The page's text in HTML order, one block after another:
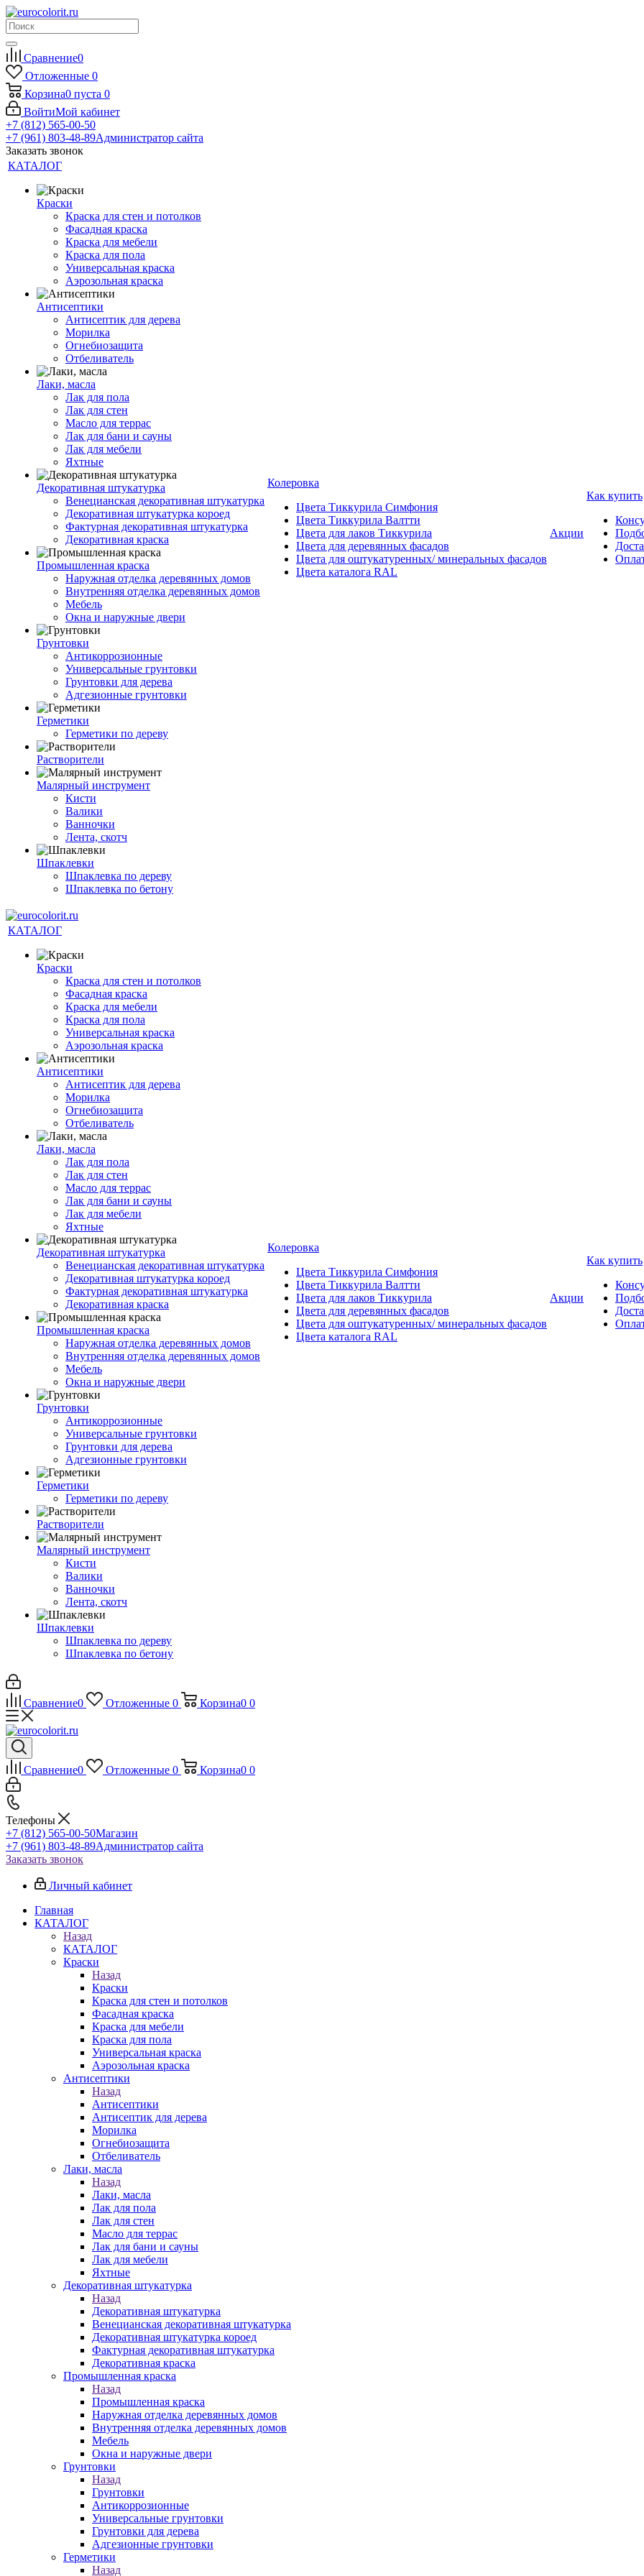
Сравнение0
Отложенные 0
Корзина0 пуста 0
ВойтиМой кабинет
+7 (812) 565-00-50
+7 (961) 803-48-89Администратор сайта
Заказать звонок
КАТАЛОГ
Краски
Краска для стен и потолков
Фасадная краска
Краска для мебели
Краска для пола
Универсальная краска
Аэрозольная краска
Антисептики
Антисептик для дерева
Морилка
Огнебиозащита
Отбеливатель
Лаки, масла
Лак для пола
Лак для стен
Масло для террас
Лак для бани и сауны
Лак для мебели
Яхтные
Декоративная штукатурка
Венецианская декоративная штукатурка
Декоративная штукатурка короед
Фактурная декоративная штукатурка
Декоративная краска
Промышленная краска
Наружная отделка деревянных домов
Внутренняя отделка деревянных домов
Мебель
Окна и наружные двери
Грунтовки
Антикоррозионные
Универсальные грунтовки
Грунтовки для дерева
Адгезионные грунтовки
Герметики
Герметики по дереву
Растворители
Малярный инструмент
Кисти
Валики
Ванночки
Лента, скотч
Шпаклевки
Шпаклевка по дереву
Шпаклевка по бетону
Колеровка
Цвета Тиккурила Симфония
Цвета Тиккурила Валтти
Цвета для лаков Тиккурила
Цвета для деревянных фасадов
Цвета для оштукатуренных/ минеральных фасадов
Цвета каталога RAL
Акции
Как купить
КАТАЛОГ
Краски
Краска для стен и потолков
Фасадная краска
Краска для мебели
Краска для пола
Универсальная краска
Аэрозольная краска
Антисептики
Антисептик для дерева
Морилка
Огнебиозащита
Отбеливатель
Лаки, масла
Лак для пола
Лак для стен
Масло для террас
Лак для бани и сауны
Лак для мебели
Яхтные
Декоративная штукатурка
Венецианская декоративная штукатурка
Декоративная штукатурка короед
Фактурная декоративная штукатурка
Декоративная краска
Промышленная краска
Наружная отделка деревянных домов
Внутренняя отделка деревянных домов
Мебель
Окна и наружные двери
Грунтовки
Антикоррозионные
Универсальные грунтовки
Грунтовки для дерева
Адгезионные грунтовки
Герметики
Герметики по дереву
Растворители
Малярный инструмент
Кисти
Валики
Ванночки
Лента, скотч
Шпаклевки
Шпаклевка по дереву
Шпаклевка по бетону
Колеровка
Цвета Тиккурила Симфония
Цвета Тиккурила Валтти
Цвета для лаков Тиккурила
Цвета для деревянных фасадов
Цвета для оштукатуренных/ минеральных фасадов
Цвета каталога RAL
Акции
Как купить
Сравнение0 Отложенные 0 Корзина0 0
Сравнение0 Отложенные 0 Корзина0 0
Телефоны
+7 (812) 565-00-50Магазин
+7 (961) 803-48-89Администратор сайта
Заказать звонок
Личный кабинет
Главная
КАТАЛОГ
Назад
КАТАЛОГ
Краски
Назад
Краски
Краска для стен и потолков
Фасадная краска
Краска для мебели
Краска для пола
Универсальная краска
Аэрозольная краска
Антисептики
Назад
Антисептики
Антисептик для дерева
Морилка
Огнебиозащита
Отбеливатель
Лаки, масла
Назад
Лаки, масла
Лак для пола
Лак для стен
Масло для террас
Лак для бани и сауны
Лак для мебели
Яхтные
Декоративная штукатурка
Назад
Декоративная штукатурка
Венецианская декоративная штукатурка
Декоративная штукатурка короед
Фактурная декоративная штукатурка
Декоративная краска
Промышленная краска
Назад
Промышленная краска
Наружная отделка деревянных домов
Внутренняя отделка деревянных домов
Мебель
Окна и наружные двери
Грунтовки
Назад
Грунтовки
Антикоррозионные
Универсальные грунтовки
Грунтовки для дерева
Адгезионные грунтовки
Герметики
Назад